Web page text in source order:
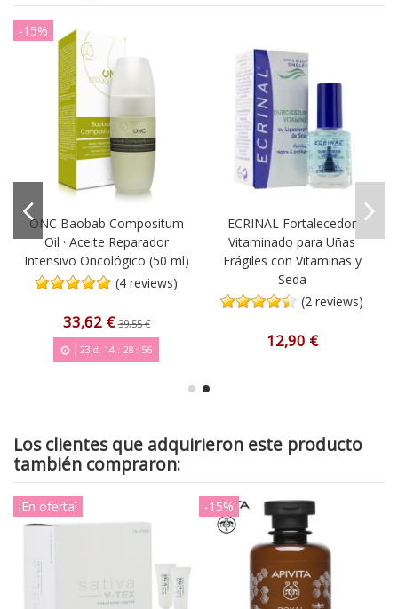
-15%
ONC Baobab Compositum
Oil · Aceite Reparador
Intensivo Oncológico (50 ml)
(4 reviews)
33,62 €39,55 €
23d. 14: 28: 56
ECRINAL Fortalecedor
Vitaminado para Uñas
Frágiles con Vitaminas y
Seda
(2 reviews)
12,90 €
Los clientes que adquirieron este producto
también compraron:
¡En oferta! -15%